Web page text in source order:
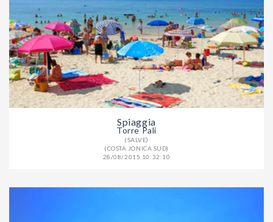
Spiaggia
Torre Pali
(SALVE)
(COSTA JONICA SUD)
28/08/2015 10:32:10